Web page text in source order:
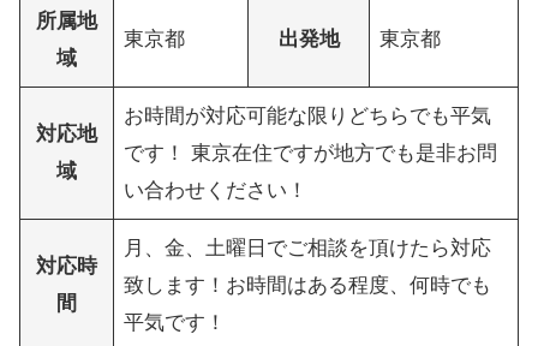
所属地
域
東京都 出発地 東京都
対応地
域
お時間が対応可能な限りどちらでも平気
です！ 東京在住ですが地方でも是非お問
い合わせください！
対応時
間
月、金、土曜日でご相談を頂けたら対応
致します！お時間はある程度、何時でも
平気です！